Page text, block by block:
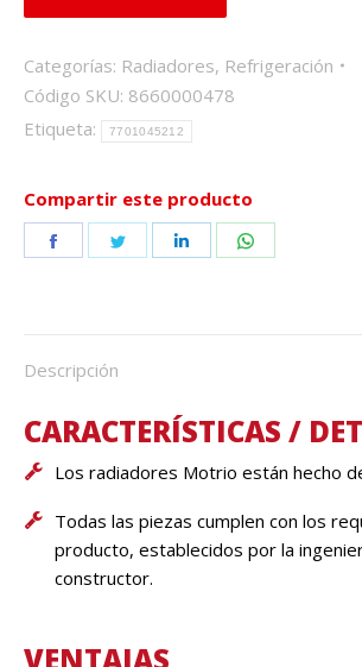
Categorías: Radiadores, Refrigeración
Código SKU: 8660000478
Etiqueta:
7701045212
Compartir este producto
Share
Share
Share
Descripción
CARACTERÍSTICAS /
Los radiadores Motrio están hecho
Todas las piezas cumplen con los
producto, establecidos por la
constructor.